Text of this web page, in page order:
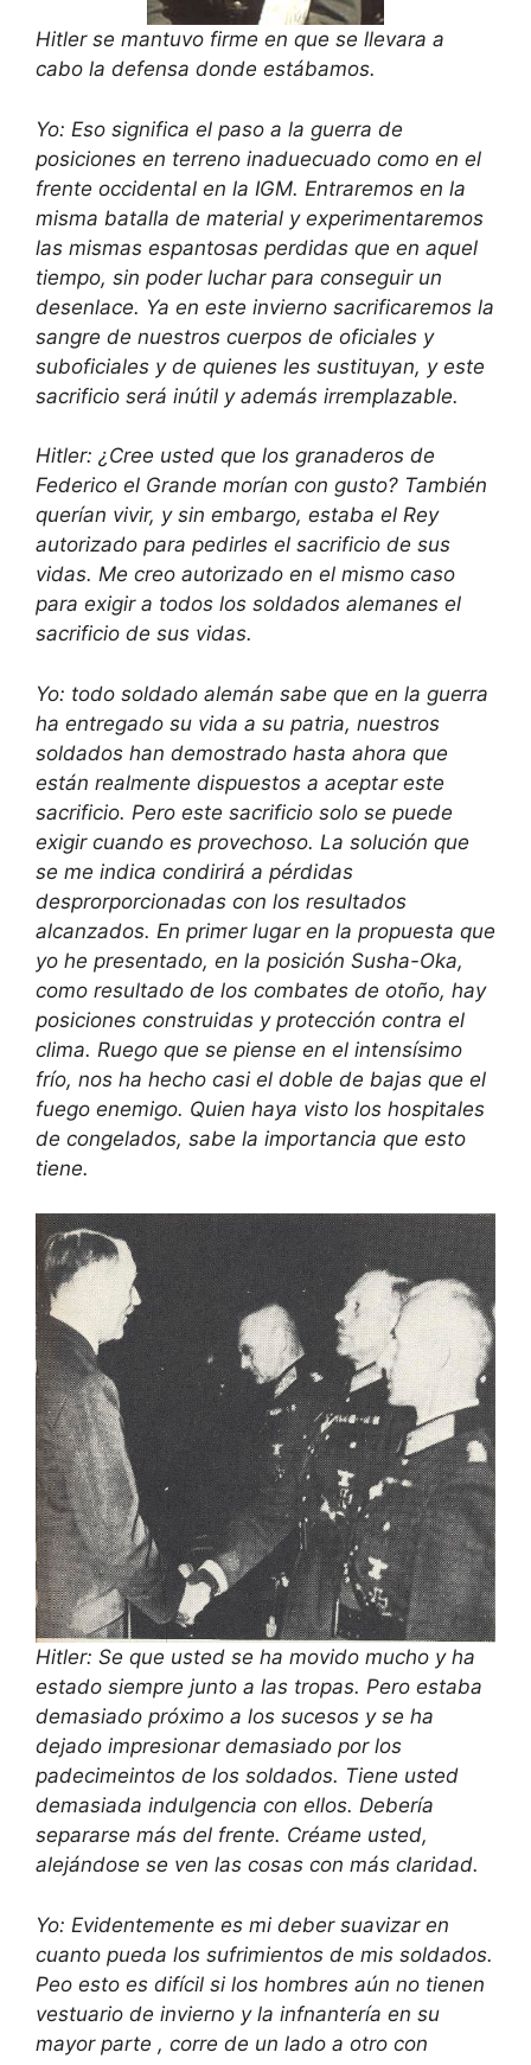
Hitler se mantuvo firme en que se llevara a
cabo la defensa donde estábamos.
Yo: Eso significa el paso a la guerra de
posiciones en terreno inaduecuado como en el
frente occidental en la IGM. Entraremos en la
misma batalla de material y experimentaremos
las mismas espantosas perdidas que en aquel
tiempo, sin poder luchar para conseguir un
desenlace. Ya en este invierno sacrificaremos la
sangre de nuestros cuerpos de oficiales y
suboficiales y de quienes les sustituyan, y este
sacrificio será inútil y además irremplazable.
Hitler: ¿Cree usted que los granaderos de
Federico el Grande morían con gusto? También
querían vivir, y sin embargo, estaba el Rey
autorizado para pedirles el sacrificio de sus
vidas. Me creo autorizado en el mismo caso
para exigir a todos los soldados alemanes el
sacrificio de sus vidas.
Yo: todo soldado alemán sabe que en la guerra
ha entregado su vida a su patria, nuestros
soldados han demostrado hasta ahora que
están realmente dispuestos a aceptar este
sacrificio. Pero este sacrificio solo se puede
exigir cuando es provechoso. La solución que
se me indica condirirá a pérdidas
desprorporcionadas con los resultados
alcanzados. En primer lugar en la propuesta que
yo he presentado, en la posición Susha-Oka,
como resultado de los combates de otoño, hay
posiciones construidas y protección contra el
clima. Ruego que se piense en el intensísimo
frío, nos ha hecho casi el doble de bajas que el
fuego enemigo. Quien haya visto los hospitales
de congelados, sabe la importancia que esto
tiene.
Hitler: Se que usted se ha movido mucho y ha
estado siempre junto a las tropas. Pero estaba
demasiado próximo a los sucesos y se ha
dejado impresionar demasiado por los
padecimeintos de los soldados. Tiene usted
demasiada indulgencia con ellos. Debería
separarse más del frente. Créame usted,
alejándose se ven las cosas con más claridad.
Yo: Evidentemente es mi deber suavizar en
cuanto pueda los sufrimientos de mis soldados.
Peo esto es difícil si los hombres aún no tienen
vestuario de invierno y la infnantería en su
mayor parte , corre de un lado a otro con